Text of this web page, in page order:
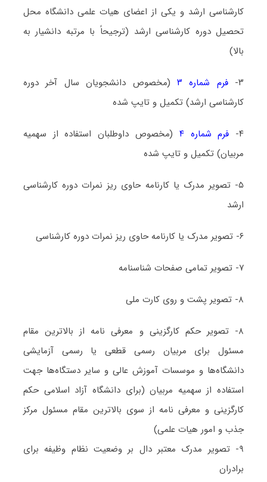
کارشناسی ارشد و یکی از اعضای هیات علمی دانشگاه محل
تحصیل دوره کارشناسی ارشد (ترجیحاً با مرتبه دانشیار به
بالا)
۳- فرم شماره ۳
(مخصوص دانشجویان سال آخر دوره
کارشناسی ارشد) تکمیل و تایپ شده
۴- فرم شماره ۴
(مخصوص داوطلبان استفاده از سهمیه
مربیان) تکمیل و تایپ شده
۵- تصویر مدرک یا کارنامه حاوی ریز نمرات دوره کارشناسی
ارشد
۶- تصویر مدرک یا کارنامه حاوی ریز نمرات دوره کارشناسی
۷- تصویر تمامی صفحات شناسنامه
۸- تصویر پشت و روی کارت ملی
۸- تصویر حکم کارگزینی و معرفی نامه از بالاترین مقام
مسئول برای مربیان رسمی قطعی یا رسمی آزمایشی
دانشگاه‌ها و موسسات آموزش عالی و سایر دستگاه‌ها جهت
استفاده از سهمیه مربیان (برای دانشگاه آزاد اسلامی حکم
کارگزینی و معرفی نامه از سوی بالاترین مقام مسئول مرکز
جذب و امور هیات علمی)
۹- تصویر مدرک معتبر دال بر وضعیت نظام وظیفه برای
برادران